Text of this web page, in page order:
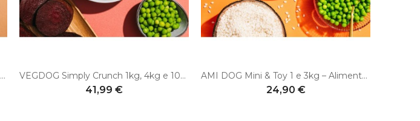
AMI DOG 3 e 12kg– Alimento vegano ipoallergenico e senza glutine per cani VEGDOG Simply Crunch 1kg, 4kg e 10kg - Cibo vegano senza glutine e senza soia per cani adulti
41,99 €
AMI DOG Mini & Toy 1 e 3kg – Alimento Vegano Ipoallergenico e Senza Glutine per Cani di Piccola Taglia
24,90 €